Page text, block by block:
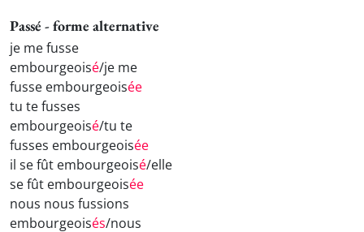
Passé - forme alternative
je me fusse
embourgeoisé/je me
fusse embourgeoisée
tu te fusses
embourgeoisé/tu te
fusses embourgeoisée
il se fût embourgeoisé/elle
se fût embourgeoisée
nous nous fussions
embourgeoisés/nous